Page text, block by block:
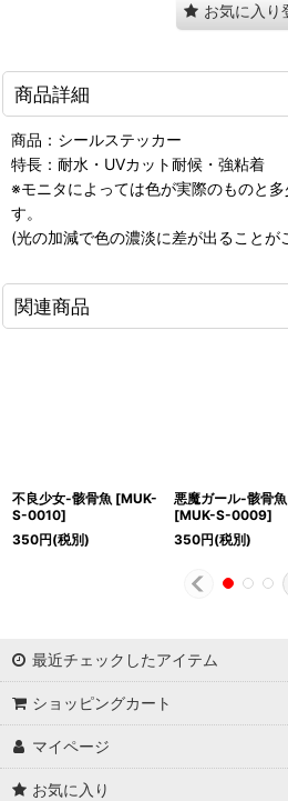
お気に入り
商品詳細
商品：シールステッカー
特長：耐水・UVカット耐候・強粘着
※モニタによっては色が実際のものと
す。
(光の加減で色の濃淡に差が出ることが
関連商品
不良少女-骸骨魚 [MUK-
S-0010]
350円(税別)
悪魔ガール-骸骨魚
[MUK-S-0009]
350円(税別)
最近チェックしたアイテム
ショッピングカート
マイページ
お気に入り